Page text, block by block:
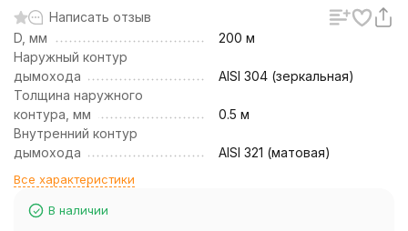
Написать отзыв
D, мм
200 м
Наружный контур
дымохода
AISI 304 (зеркальная)
Толщина наружного
контура, мм
0.5 м
Внутренний контур
дымохода
AISI 321 (матовая)
Все характеристики
В наличии